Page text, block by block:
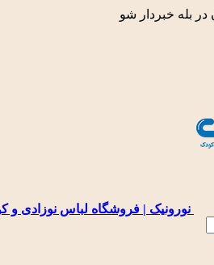
بله خبردار شو
نورونیک | فروشگاه لباس نوزادی و